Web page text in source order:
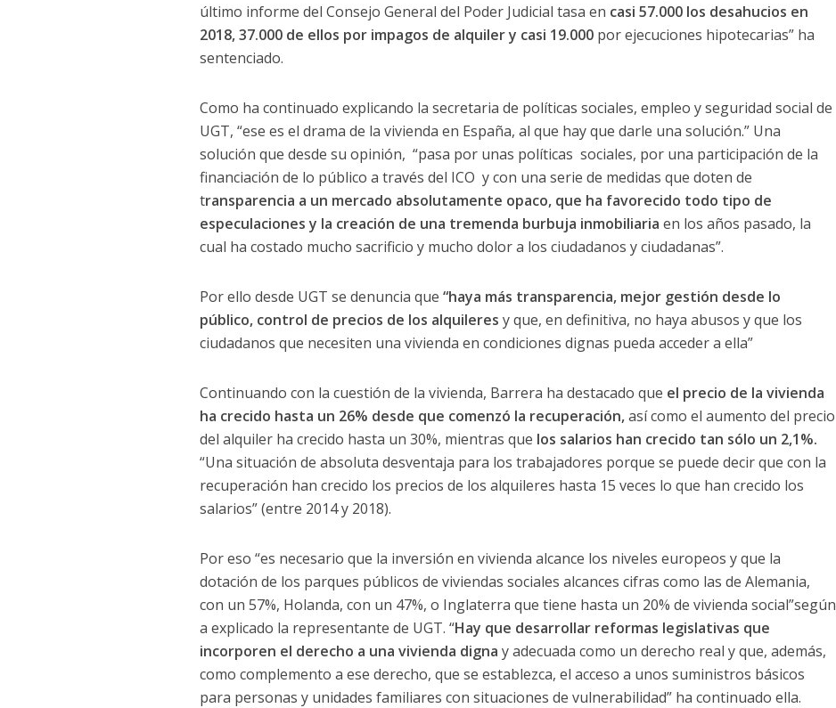
último informe del Consejo General del Poder Judicial tasa en casi 57.000 los desahucios en
2018, 37.000 de ellos por impagos de alquiler y casi 19.000 por ejecuciones hipotecarias” ha
sentenciado.
Como ha continuado explicando la secretaria de políticas sociales, empleo y seguridad social de
UGT, “ese es el drama de la vivienda en España, al que hay que darle una solución.” Una
solución que desde su opinión, “pasa por unas políticas sociales, por una participación de la
financiación de lo público a través del ICO y con una serie de medidas que doten de
transparencia a un mercado absolutamente opaco, que ha favorecido todo tipo de
especulaciones y la creación de una tremenda burbuja inmobiliaria en los años pasado, la
cual ha costado mucho sacrificio y mucho dolor a los ciudadanos y ciudadanas”.
Por ello desde UGT se denuncia que “haya más transparencia, mejor gestión desde lo
público, control de precios de los alquileres y que, en definitiva, no haya abusos y que los
ciudadanos que necesiten una vivienda en condiciones dignas pueda acceder a ella”
Continuando con la cuestión de la vivienda, Barrera ha destacado que el precio de la vivienda
ha crecido hasta un 26% desde que comenzó la recuperación,así como el aumento del precio
del alquiler ha crecido hasta un 30%, mientras que los salarios han crecido tan sólo un 2,1%.
“Una situación de absoluta desventaja para los trabajadores porque se puede decir que con la
recuperación han crecido los precios de los alquileres hasta 15 veces lo que han crecido los
salarios” (entre 2014 y 2018).
Por eso “es necesario que la inversión en vivienda alcance los niveles europeos y que la
dotación de los parques públicos de viviendas sociales alcances cifras como las de Alemania,
con un 57%, Holanda, con un 47%, o Inglaterra que tiene hasta un 20% de vivienda social”según
a explicado la representante de UGT. “Hay que desarrollar reformas legislativas que
incorporen el derecho a una vivienda digna y adecuada como un derecho real y que, además,
como complemento a ese derecho, que se establezca, el acceso a unos suministros básicos
para personas y unidades familiares con situaciones de vulnerabilidad” ha continuado ella.